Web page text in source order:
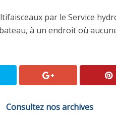
par le Service
à un endroit où
Consultez nos archives